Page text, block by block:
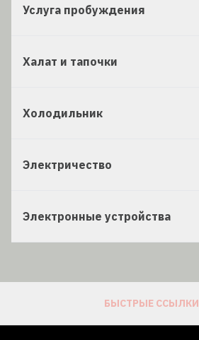
Услуга пробуждения
Халат и тапочки
Холодильник
Электричество
Электронные устройства
БЫСТРЫЕ ССЫЛКИ